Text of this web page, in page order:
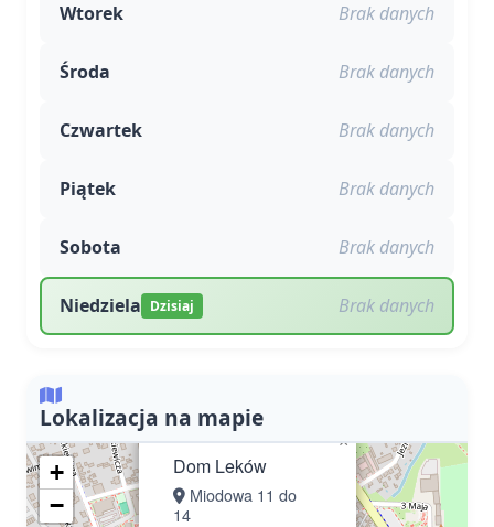
Wtorek Brak danych
Środa Brak danych
Czwartek Brak danych
Piątek Brak danych
Sobota Brak danych
Niedziela Dzisiaj Brak danych
Lokalizacja na mapie
Dom Leków
Miodowa 11 do
14
×
+
−